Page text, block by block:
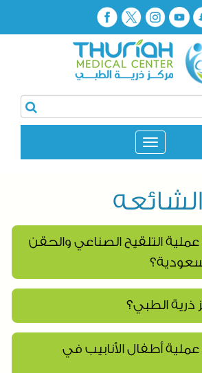
التلقيح الصناعي والحقن
الطبي؟
أطفال الأنابيب في